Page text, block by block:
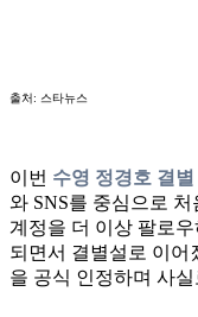
출처: 스타뉴스
이번 수영 정경호 결별
와 SNS를 중심으로
계정을 더 이상 팔로
되면서 결별설로 이어
을 공식 인정하며 사